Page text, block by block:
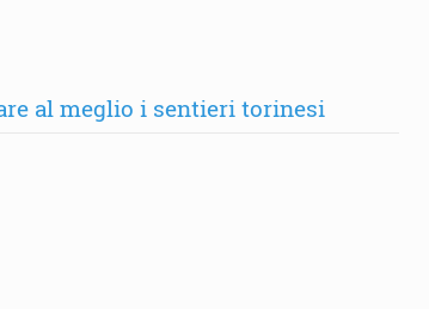
al meglio i sentieri torinesi